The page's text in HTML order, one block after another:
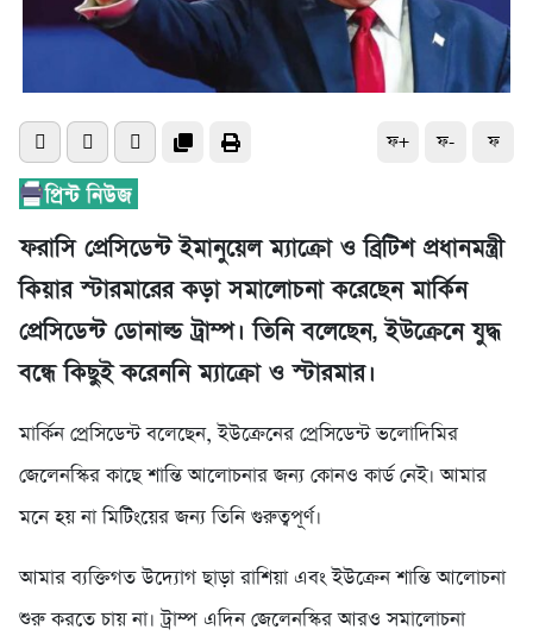
ফ+ ফ- ফ
ফরাসি প্রেসিডেন্ট ইমানুয়েল ম্যাক্রো ও ব্রিটিশ প্রধানমন্ত্রী
কিয়ার স্টারমারের কড়া সমালোচনা করেছেন মার্কিন
প্রেসিডেন্ট ডোনাল্ড ট্রাম্প। তিনি বলেছেন, ইউক্রেনে যুদ্ধ
বন্ধে কিছুই করেননি ম্যাক্রো ও স্টারমার।
মার্কিন প্রেসিডেন্ট বলেছেন, ইউক্রেনের প্রেসিডেন্ট ভলোদিমির
জেলেনস্কির কাছে শান্তি আলোচনার জন্য কোনও কার্ড নেই। আমার
মনে হয় না মিটিংয়ের জন্য তিনি গুরুত্বপূর্ণ।
আমার ব্যক্তিগত উদ্যোগ ছাড়া রাশিয়া এবং ইউক্রেন শান্তি আলোচনা
শুরু করতে চায় না। ট্রাম্প এদিন জেলেনস্কির আরও সমালোচনা